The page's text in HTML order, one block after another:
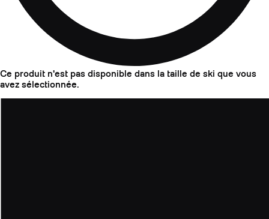
Ce produit n'est pas disponible dans la taille de ski que vous
avez sélectionnée.